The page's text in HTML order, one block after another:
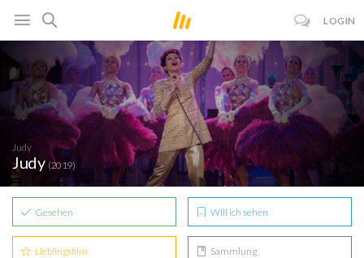
LOGIN
Judy
Judy(2019)
Gesehen Will ich sehen
Lieblingsfilm Sammlung